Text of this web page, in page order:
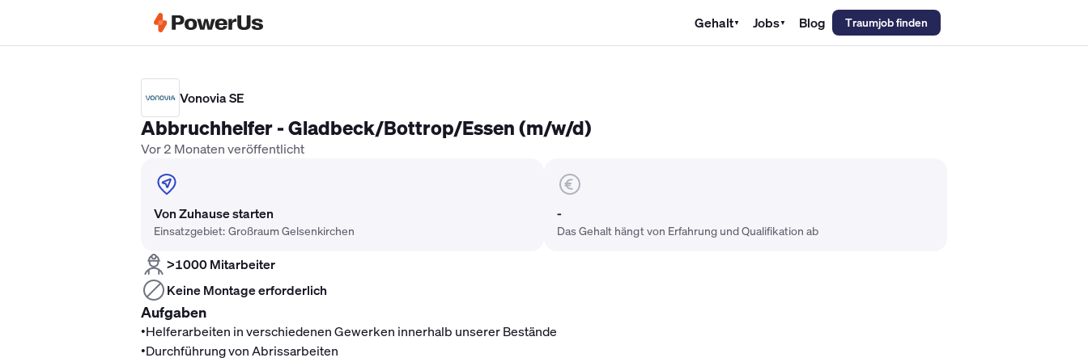
Gehalt▼ Jobs▼ Blog Traumjob finden
Vonovia SE
Abbruchhelfer - Gladbeck/Bottrop/Essen (m/w/d)
Vor 2 Monaten veröffentlicht
Von Zuhause starten
Einsatzgebiet: Großraum Gelsenkirchen
-
Das Gehalt hängt von Erfahrung und Qualifikation ab
>1000 Mitarbeiter
Keine Montage erforderlich
Aufgaben
•Helferarbeiten in verschiedenen Gewerken innerhalb unserer Bestände
•Durchführung von Abrissarbeiten